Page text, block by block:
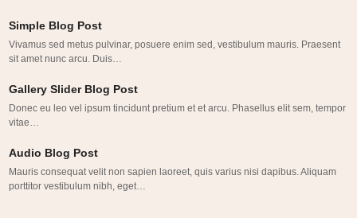
Simple Blog Post
Vivamus sed metus pulvinar, posuere enim sed, vestibulum mauris. Praesent
sit amet nunc arcu. Duis…
Gallery Slider Blog Post
Donec eu leo vel ipsum tincidunt pretium et et arcu. Phasellus elit sem, tempor
vitae…
Audio Blog Post
Mauris consequat velit non sapien laoreet, quis varius nisi dapibus. Aliquam
porttitor vestibulum nibh, eget…